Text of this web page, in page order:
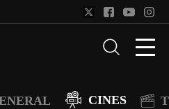
CINES